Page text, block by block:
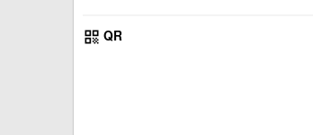
QR
qr_code